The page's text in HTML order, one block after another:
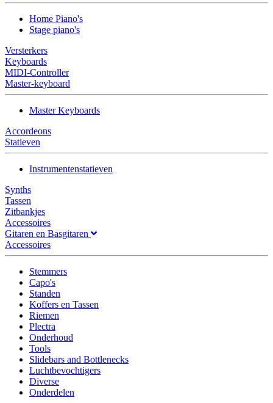
Home Piano's
Stage piano's
Versterkers
Keyboards
MIDI-Controller
Master-keyboard
Master Keyboards
Accordeons
Statieven
Instrumentenstatieven
Synths
Tassen
Zitbankjes
Accessoires
Gitaren en Basgitaren
Accessoires
Stemmers
Capo's
Standen
Koffers en Tassen
Riemen
Plectra
Onderhoud
Tools
Slidebars and Bottlenecks
Luchtbevochtigers
Diverse
Onderdelen